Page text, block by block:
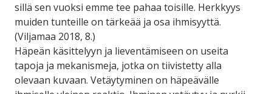
sillä sen vuoksi emme tee pahaa toisille. Herkkyys
muiden tunteille on tärkeää ja osa ihmisyyttä.
(Viljamaa 2018, 8.)
Häpeän käsittelyyn ja lieventämiseen on useita
tapoja ja mekanismeja, jotka on tiivistetty alla
olevaan kuvaan. Vetäytyminen on häpeävälle